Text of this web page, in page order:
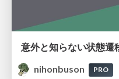
意外と知らない状態遷
nihonbuson
PRO